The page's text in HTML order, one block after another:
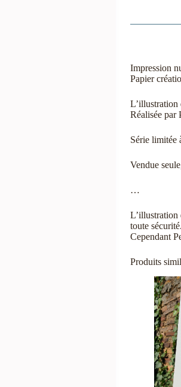
Impression
Papier
L’illustration
Réalisée par
Série limitée
Vendue
…
L’illustration
toute sécurité.
Cependant
Produits